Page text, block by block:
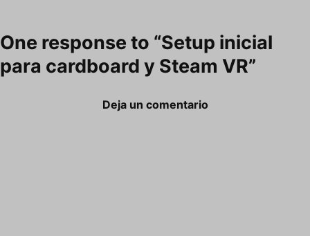
One response to “Setup inicial
para cardboard y Steam VR”
Deja un comentario